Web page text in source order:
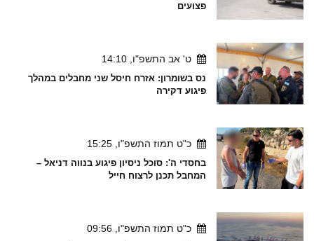
פצועים
ט' אב התשפ"ו, 14:10
נס בשומרון: אזרח חיסל שני מחבלים במהלך
פיגוע דקירה
כ"ט תמוז התשפ"ו, 15:25
בחסדי ה': סוכל ניסיון פיגוע בנווה דניאל –
המחבל תכנן לרצוח חייל
כ"ט תמוז התשפ"ו, 09:56